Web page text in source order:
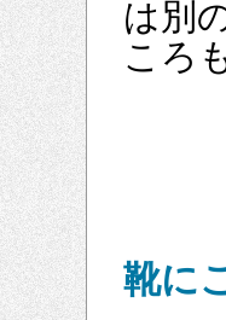
は別
ころ
靴に